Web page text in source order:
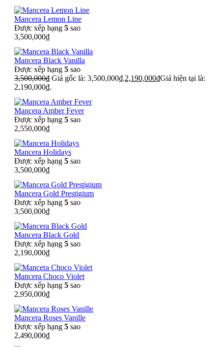
Mancera Lemon Line
Được xếp hạng 5 sao
3,500,000₫
Mancera Black Vanilla
Được xếp hạng 5 sao
3,500,000₫ Giá gốc là: 3,500,000₫.2,190,000₫Giá hiện tại là:
2,190,000₫.
Mancera Amber Fever
Được xếp hạng 5 sao
2,550,000₫
Mancera Holidays
Được xếp hạng 5 sao
3,500,000₫
Mancera Gold Prestigium
Được xếp hạng 5 sao
3,500,000₫
Mancera Black Gold
Được xếp hạng 5 sao
2,190,000₫
Mancera Choco Violet
Được xếp hạng 5 sao
2,950,000₫
Mancera Roses Vanille
Được xếp hạng 5 sao
2,490,000₫